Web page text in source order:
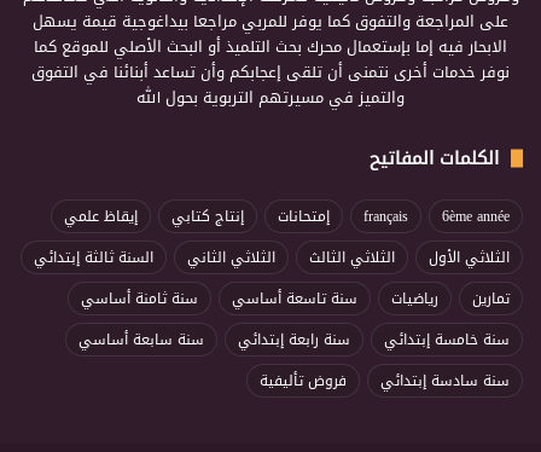
على المراجعة والتفوق كما يوفر للمربي مراجعا بيداغوجية قيمة يسهل
الابحار فيه إما بإستعمال محرك بحث التلميذ أو البحث الأصلي للموقع كما
نوفر خدمات أخرى نتمنى أن تلقى إعجابكم وأن تساعد أبنائنا في التفوق
والتميز في مسيرتهم التربوية بحول الله
الكلمات المفاتيح
6ème année
français إمتحانات إنتاج كتابي
إيقاظ علمي
الثلاثي الأول
الثلاثي الثالث الثلاثي الثاني
السنة ثالثة إبتدائي
تمارين
رياضيات سنة تاسعة أساسي
سنة ثامنة أساسي
سنة خامسة إبتدائي
سنة رابعة إبتدائي
سنة سابعة أساسي
سنة سادسة إبتدائي
فروض تأليفية